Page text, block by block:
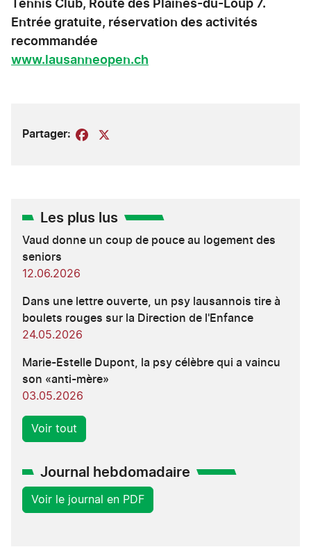
Tennis Club, Route des Plaines-du-Loup 7.
Entrée gratuite, réservation des activités
recommandée
www.lausanneopen.ch
Partager: Facebook
Les plus lus
Vaud donne un coup de pouce au logement des
seniors
12.06.2026
Dans une lettre ouverte, un psy lausannois tire à
boulets rouges sur la Direction de l'Enfance
24.05.2026
Marie-Estelle Dupont, la psy célèbre qui a vaincu
son «anti-mère»
03.05.2026
Voir tout
Journal hebdomadaire
Voir le journal en PDF